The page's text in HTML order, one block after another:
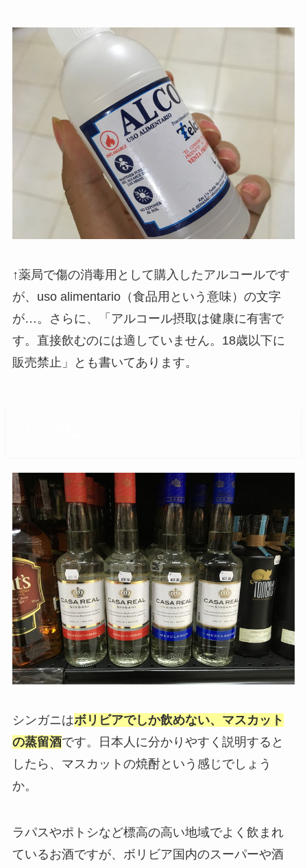
↑薬局で傷の消毒用として購入したアルコールです
が、uso alimentario（食品用という意味）の文字
が…。さらに、「アルコール摂取は健康に有害で
す。直接飲むのには適していません。18歳以下に
販売禁止」とも書いてあります。
シンガニはボリビアでしか飲めない、マスカット
の蒸留酒です。日本人に分かりやすく説明すると
したら、マスカットの焼酎という感じでしょう
か。
ラパスやポトシなど標高の高い地域でよく飲まれ
ているお酒ですが、ボリビア国内のスーパーや酒